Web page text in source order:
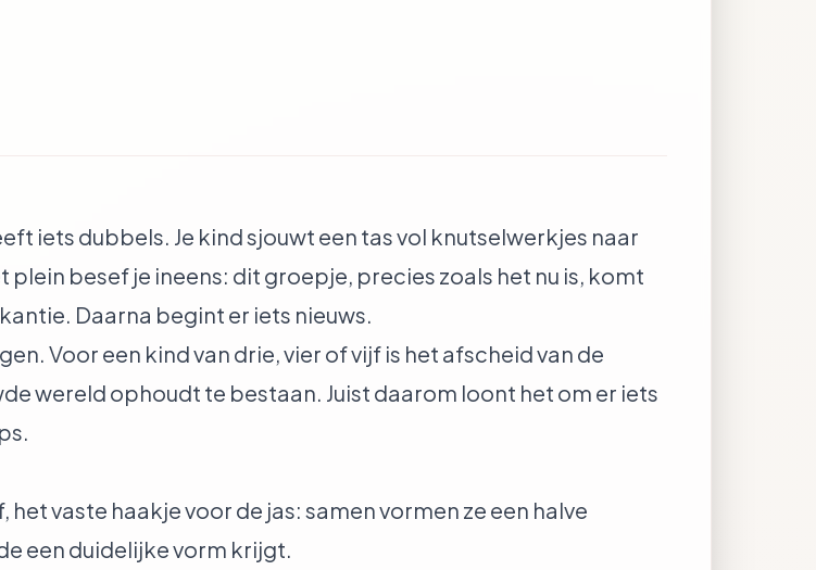
iets dubbels. Je kind sjouwt een tas vol knutselwerkjes naar
plein besef je ineens: dit groepje, precies zoals het nu is, komt
Daarna begint er iets nieuws.
Voor een kind van drie, vier of vijf is het afscheid van de
wereld ophoudt te bestaan. Juist daarom loont het om er iets
vaste haakje voor de jas: samen vormen ze een halve
een duidelijke vorm krijgt.